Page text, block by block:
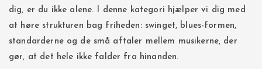
dig, er du ikke alene. I denne kategori hjælper vi dig med
at høre strukturen bag friheden: swinget, blues-formen,
standarderne og de små aftaler mellem musikerne, der
gør, at det hele ikke falder fra hinanden.